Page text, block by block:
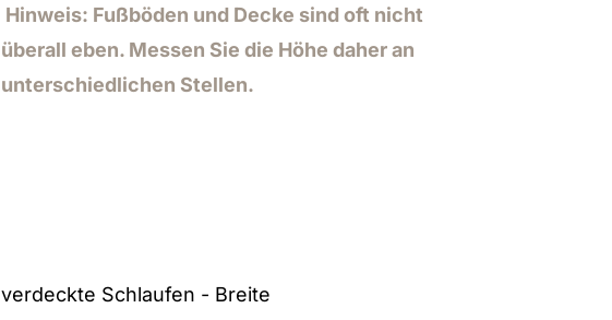
Hinweis: Fußböden und Decke sind oft nicht
überall eben. Messen Sie die Höhe daher an
unterschiedlichen Stellen.
verdeckte Schlaufen - Breite